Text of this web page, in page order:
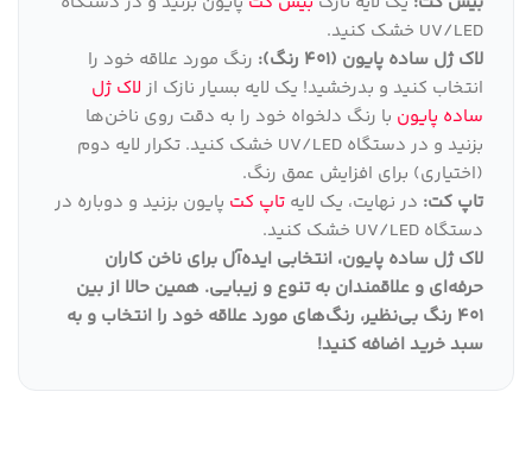
UV/LED خشک کنید.
لاک ژل ساده پایون (401 رنگ):
رنگ مورد علاقه خود را
انتخاب کنید و بدرخشید! یک لایه بسیار نازک از لاک ژل
ساده پایون با رنگ دلخواه خود را به دقت روی ناخن‌ها
بزنید و در دستگاه UV/LED خشک کنید. تکرار لایه دوم
(اختیاری) برای افزایش عمق رنگ.
تاپ کت: در نهایت، یک لایه تاپ کت پایون بزنید و دوباره در
دستگاه UV/LED خشک کنید.
لاک ژل ساده پایون، انتخابی ایده‌آل برای ناخن کاران
حرفه‌ای و علاقمندان به تنوع و زیبایی. همین حالا از بین
401 رنگ بی‌نظیر، رنگ‌های مورد علاقه خود را انتخاب و به
سبد خرید اضافه کنید!